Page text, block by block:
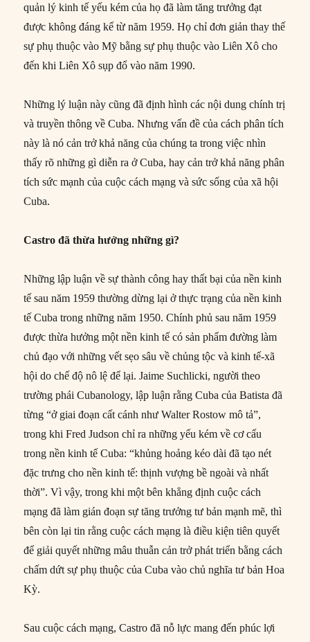
quản lý kinh tế yếu kém của họ đã làm tăng trưởng đạt
được không đáng kể từ năm 1959. Họ chỉ đơn giản thay thế
sự phụ thuộc vào Mỹ bằng sự phụ thuộc vào Liên Xô cho
đến khi Liên Xô sụp đổ vào năm 1990.
Những lý luận này cũng đã định hình các nội dung chính trị
và truyền thông về Cuba. Nhưng vấn đề của cách phân tích
này là nó cản trở khả năng của chúng ta trong việc nhìn
thấy rõ những gì diễn ra ở Cuba, hay cản trở khả năng phân
tích sức mạnh của cuộc cách mạng và sức sống của xã hội
Cuba.
Castro đã thừa hưởng những gì?
Những lập luận về sự thành công hay thất bại của nền kinh
tế sau năm 1959 thường dừng lại ở thực trạng của nền kinh
tế Cuba trong những năm 1950. Chính phủ sau năm 1959
được thừa hưởng một nền kinh tế có sản phẩm đường làm
chủ đạo với những vết sẹo sâu về chủng tộc và kinh tế-xã
hội do chế độ nô lệ để lại. Jaime Suchlicki, người theo
trường phái Cubanology, lập luận rằng Cuba của Batista đã
từng “ở giai đoạn cất cánh như Walter Rostow mô tả”,
trong khi Fred Judson chỉ ra những yếu kém về cơ cấu
trong nền kinh tế Cuba: “khủng hoảng kéo dài đã tạo nét
đặc trưng cho nền kinh tế: thịnh vượng bề ngoài và nhất
thời”. Vì vậy, trong khi một bên khẳng định cuộc cách
mạng đã làm gián đoạn sự tăng trưởng tư bản mạnh mẽ, thì
bên còn lại tin rằng cuộc cách mạng là điều kiện tiên quyết
để giải quyết những mâu thuẫn cản trở phát triển bằng cách
chấm dứt sự phụ thuộc của Cuba vào chủ nghĩa tư bản Hoa
Kỳ.
Sau cuộc cách mạng, Castro đã nỗ lực mang đến phúc lợi